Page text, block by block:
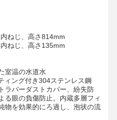
ねじ、高さ814mm
ねじ、高さ135mm
室温の水道水
ィング付き304ステンレス鋼
ラバーダストカバー、紛失防
る眼の負傷防止。内蔵多層フィ
物を効果的にろ過し、泡状の流